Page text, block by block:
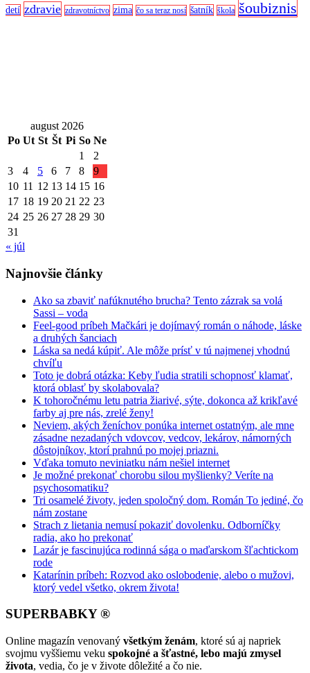
detí zdravie zdravotníctvo zima čo sa teraz nosí šatník škola šoubiznis
august 2026
Po Ut St Št Pi So Ne
1
2
3
4 5 6 7 8
9
10 11 12 13 14 15 16
17 18 19 20 21 22 23
24 25 26 27 28 29 30
31
« júl
Najnovšie články
Ako sa zbaviť nafúknutého brucha? Tento zázrak sa volá
Sassi – voda
Feel-good príbeh Mačkári je dojímavý román o náhode, láske
a druhých šanciach
Láska sa nedá kúpiť. Ale môže prísť v tú najmenej vhodnú
chvíľu
Toto je dobrá otázka: Keby ľudia stratili schopnosť klamať,
ktorá oblasť by skolabovala?
K tohoročnému letu patria žiarivé, sýte, dokonca až krikľavé
farby aj pre nás, zrelé ženy!
Neviem, akých ženíchov ponúka internet ostatným, ale mne
zásadne nezadaných vdovcov, vedcov, lekárov, námorných
dôstojníkov, ktorí prahnú po mojej priazni.
Vďaka tomuto neviniatku nám nešiel internet
Je možné prekonať chorobu silou myšlienky? Veríte na
psychosomatiku?
Tri osamelé životy, jeden spoločný dom. Román To jediné, čo
nám zostane
Strach z lietania nemusí pokaziť dovolenku. Odborníčky
radia, ako ho prekonať
Lazár je fascinujúca rodinná sága o maďarskom šľachtickom
rode
Katarínin príbeh: Rozvod ako oslobodenie, alebo o mužovi,
ktorý vedel všetko, okrem života!
SUPERBABKY ®
Online magazín venovaný všetkým ženám, ktoré sú aj napriek
svojmu vyššiemu veku spokojné a šťastné, lebo majú zmysel
života, vedia, čo je v živote dôležité a čo nie.